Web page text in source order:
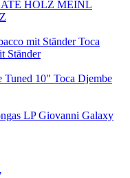
MEINL
Toca
Ständer
Toca Djembe
LP Giovanni Galaxy